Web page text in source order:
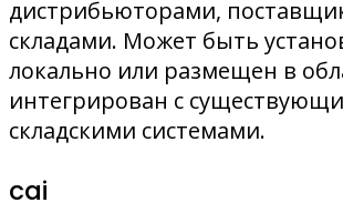
дистрибьюторами,
складами. Может быть
локально или размещен в
интегрирован с
складскими системами.
cai